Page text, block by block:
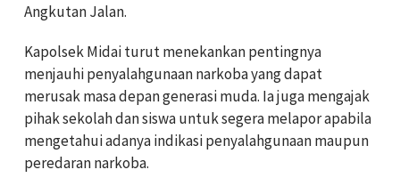
Angkutan Jalan.
Kapolsek Midai turut menekankan pentingnya
menjauhi penyalahgunaan narkoba yang dapat
merusak masa depan generasi muda. Ia juga mengajak
pihak sekolah dan siswa untuk segera melapor apabila
mengetahui adanya indikasi penyalahgunaan maupun
peredaran narkoba.